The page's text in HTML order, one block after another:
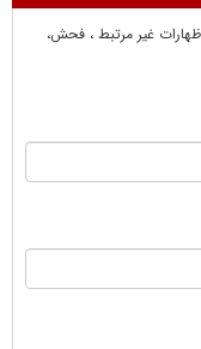
غير مرتبط ، فحش،